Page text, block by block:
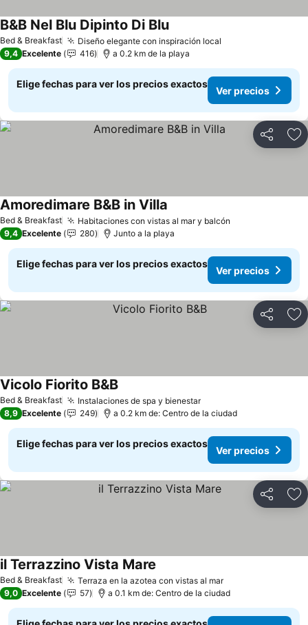
Bed & Breakfast Diseño elegante con inspiración local
B&B Nel Blu Dipinto Di BluVer precios
9,4 Excelente 416 a 0.2 km de la playa
Elige fechas para ver los precios exactos
Ver precios
Compartir
Bed & Breakfast Habitaciones con vistas al mar y balcón
Amoredimare B&B in Villa
9,4 Excelente 280 Junto a la playa
Elige fechas para ver los precios exactos
Ver precios
Compartir
Bed & Breakfast Instalaciones de spa y bienestarVer precios
Vicolo Fiorito B&BVer precios
8,9 Excelente 249 a 0.2 km de: Centro de la ciudad
Elige fechas para ver los precios exactos
Ver precios
Compartir
Bed & Breakfast Terraza en la azotea con vistas al marVer precios
il Terrazzino Vista Mare
9,0 Excelente 57 a 0.1 km de: Centro de la ciudad